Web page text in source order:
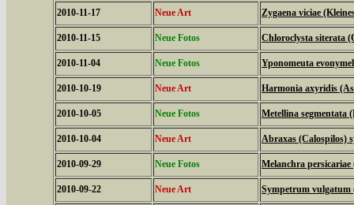
2010-11-17 Neue Art Zygaena viciae
2010-11-15 Neue Fotos Chloroclysta siterata
2010-11-04 Neue Fotos Yponomeuta
2010-10-19 Neue Art Harmonia axyridis
2010-10-05 Neue Fotos Metellina segmentata
2010-10-04 Neue Art Abraxas (Calospilos)
2010-09-29 Neue Fotos Melanchra
2010-09-22 Neue Art Sympetrum vulgatum